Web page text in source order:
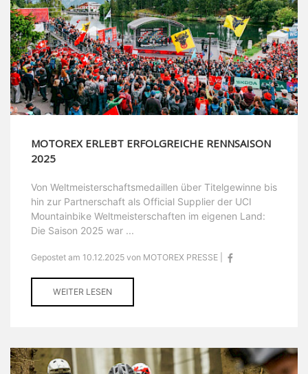
MOTOREX ERLEBT ERFOLGREICHE RENNSAISON
2025
Von Weltmeisterschaftsmedaillen über Titelgewinne bis
hin zur Partnerschaft als Official Supplier der UCI
Mountainbike Weltmeisterschaften im eigenen Land:
Die Saison 2025 war ...
Gepostet am 10.12.2025 von MOTOREX PRESSE |
WEITER LESEN